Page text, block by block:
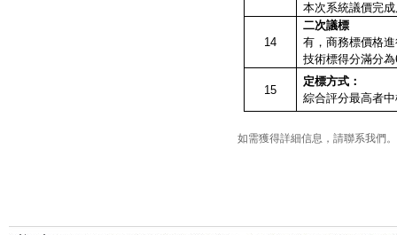
本次系統議價完
14
二次議標
有，商務標價格
技術標得分滿分
15
定標方式：
綜合評分最高者
如需獲得詳細信息，請聯系我們。